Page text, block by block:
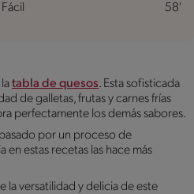
Fácil 58'
tabla de quesos. Esta sofisticada
de galletas, frutas y carnes frías
perfectamente los demás sabores.
por un proceso de
en estas recetas las hace más
la versatilidad y delicia de este